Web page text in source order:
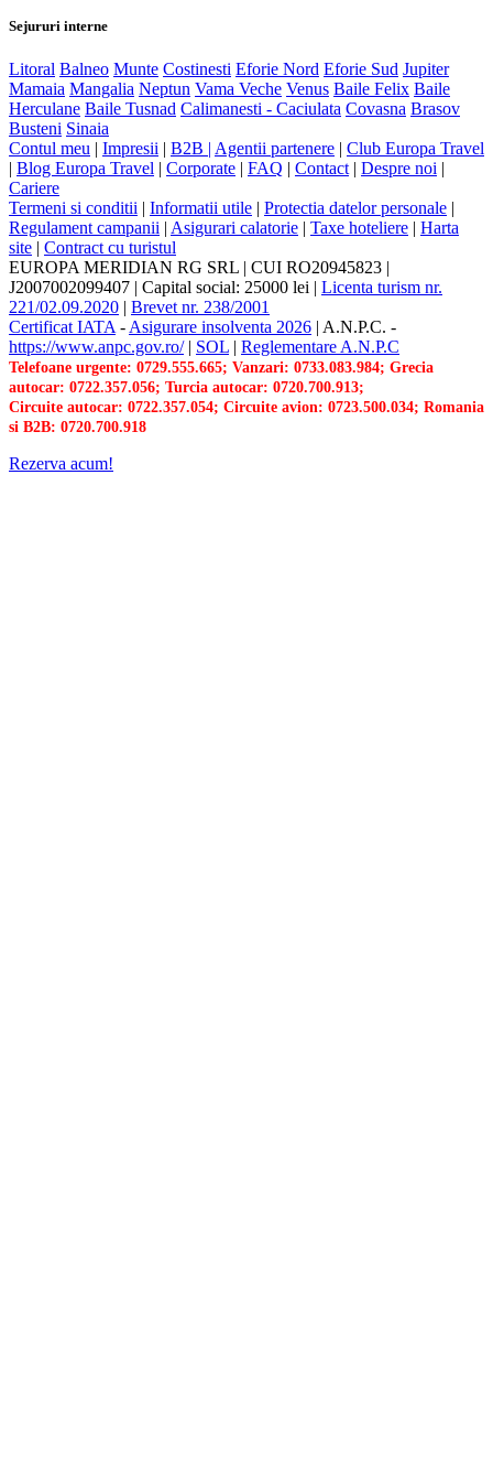
Sejururi interne
Litoral Balneo Munte Costinesti Eforie Nord Eforie Sud Jupiter
Mamaia Mangalia Neptun Vama Veche Venus Baile Felix Baile
Herculane Baile Tusnad Calimanesti - Caciulata Covasna Brasov
Busteni Sinaia
Contul meu | Impresii | B2B | Agentii partenere | Club Europa Travel
| Blog Europa Travel | Corporate | FAQ | Contact | Despre noi |
Cariere
Termeni si conditii | Informatii utile | Protectia datelor personale |
Regulament campanii | Asigurari calatorie | Taxe hoteliere | Harta
site | Contract cu turistul
EUROPA MERIDIAN RG SRL | CUI RO20945823 |
J2007002099407 | Capital social: 25000 lei | Licenta turism nr.
221/02.09.2020 | Brevet nr. 238/2001
Certificat IATA - Asigurare insolventa 2026 | A.N.P.C. -
https://www.anpc.gov.ro/| SOL | Reglementare A.N.P.C
Telefoane urgente: 0729.555.665; Vanzari: 0733.083.984; Grecia
autocar: 0722.357.056; Turcia autocar: 0720.700.913;
Circuite autocar: 0722.357.054; Circuite avion: 0723.500.034; Romania
si B2B: 0720.700.918
Rezerva acum!